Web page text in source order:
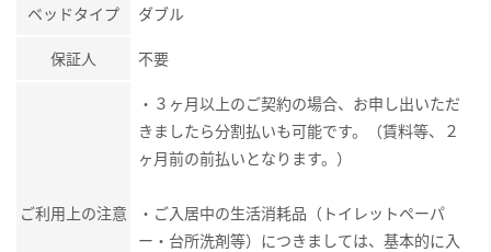
ベッドタイプ ダブル
保証人 不要
ご利用上の注意
・３ヶ月以上のご契約の場合、お申し出いただ
きましたら分割払いも可能です。（賃料等、２
ヶ月前の前払いとなります。）
・ご入居中の生活消耗品（トイレットペーパ
ー・台所洗剤等）につきましては、基本的に入